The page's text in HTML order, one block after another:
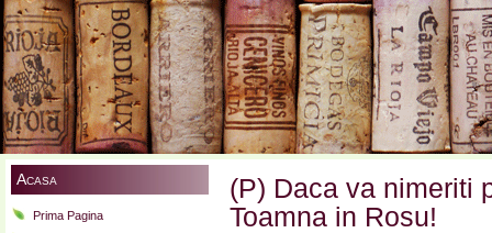
Acasa
Prima Pagina
(P) Daca va nimeriti
Toamna in Rosu!